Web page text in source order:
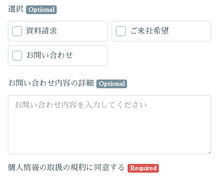
選択 Optional
資料請求 ご来社希望
お問い合わせ
お問い合わせ内容の詳細 Optional
個人情報の取扱の規約に同意する Required